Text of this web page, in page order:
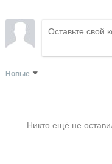
Новые
Никто ещё не